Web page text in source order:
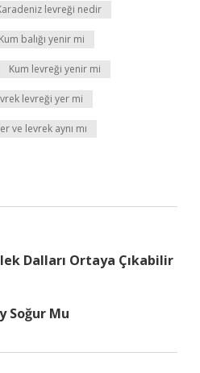
levreği nedir
Kum balığı yenir mi
Kum levreği yenir mi
levreği yer mi
ve levrek aynı mı
Dalları Ortaya Çıkabilir
Soğur Mu